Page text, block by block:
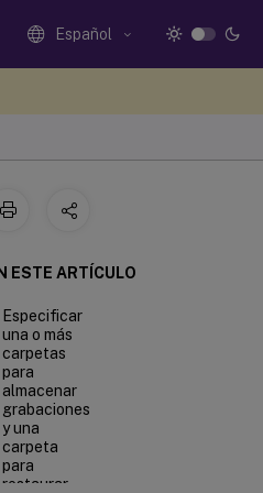
Español
ESTE ARTÍCULO
Especificar
una o más
carpetas
para
almacenar
grabaciones
y una
carpeta
para
restaurar